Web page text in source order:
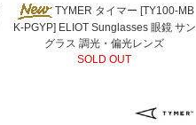
TYMER タイマー [TY100-MB
K-PGYP] ELIOT Sunglasses 眼鏡 サン
グラス 調光・偏光レンズ
SOLD OUT